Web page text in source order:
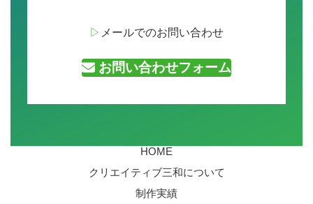
▷ メールでのお問い合わせ
お問い合わせフォーム
HOME
クリエイティブ三和について
制作実績